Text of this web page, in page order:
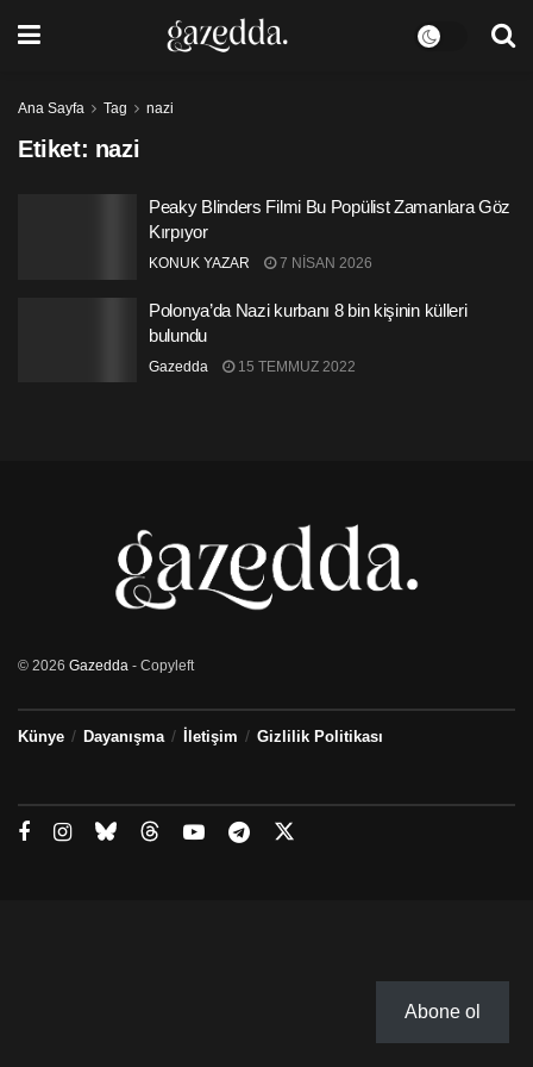
Ana Sayfa Tag nazi
Etiket: nazi
Peaky Blinders Filmi Bu Popülist Zamanlara Göz
Kırpıyor
KONUK YAZAR 7 NISAN 2026
Polonya’da Nazi kurbanı 8 bin kişinin külleri
bulundu
Gazedda 15 TEMMUZ 2022
© 2026 Gazedda - Copyleft
Künye Dayanışma İletişim Gizlilik Politikası
Abone ol